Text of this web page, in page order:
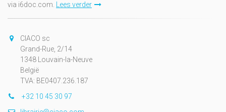
via i6doc.com. Lees verder
CIACO sc
Grand-Rue, 2/14
1348 Louvain-la-Neuve
België
TVA: BE0407.236.187
+32 10 45 30 97